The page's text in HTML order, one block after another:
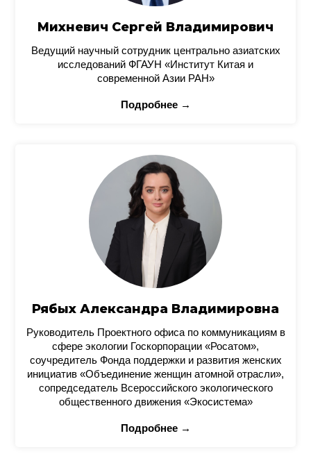
Михневич Сергей Владимирович
Ведущий научный сотрудник центрально азиатских
исследований ФГАУН «Институт Китая и
современной Азии РАН»
Подробнее →
Рябых Александра Владимировна
Руководитель Проектного офиса по коммуникациям в
сфере экологии Госкорпорации «Росатом»,
соучредитель Фонда поддержки и развития женских
инициатив «Объединение женщин атомной отрасли»,
сопредседатель Всероссийского экологического
общественного движения «Экосистема»
Подробнее →